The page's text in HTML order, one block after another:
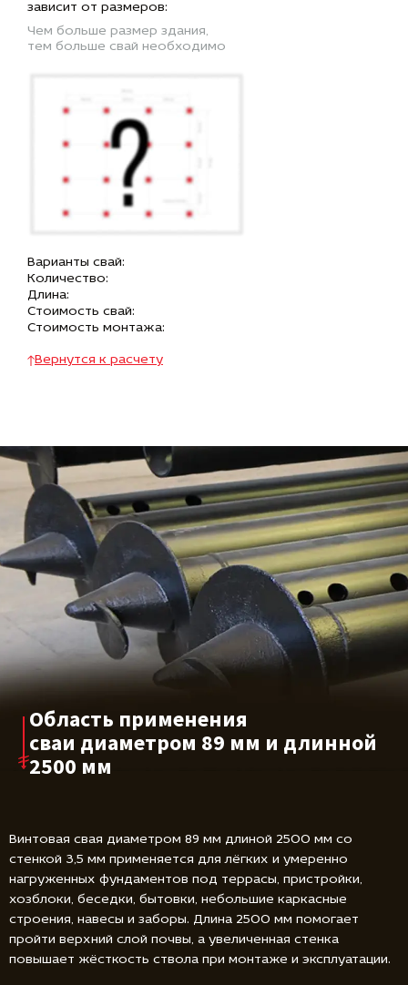
зависит от размеров:
Чем больше размер здания,
тем больше свай необходимо
Варианты свай:
Количество:
Длина:
Стоимость свай:
Стоимость монтажа:
Вернутся к расчету
Область применения
сваи диаметром 89 мм и длинной
2500 мм
Винтовая свая диаметром 89 мм длиной 2500 мм со
стенкой 3,5 мм применяется для лёгких и умеренно
нагруженных фундаментов под террасы, пристройки,
хозблоки, беседки, бытовки, небольшие каркасные
строения, навесы и заборы. Длина 2500 мм помогает
пройти верхний слой почвы, а увеличенная стенка
повышает жёсткость ствола при монтаже и эксплуатации.